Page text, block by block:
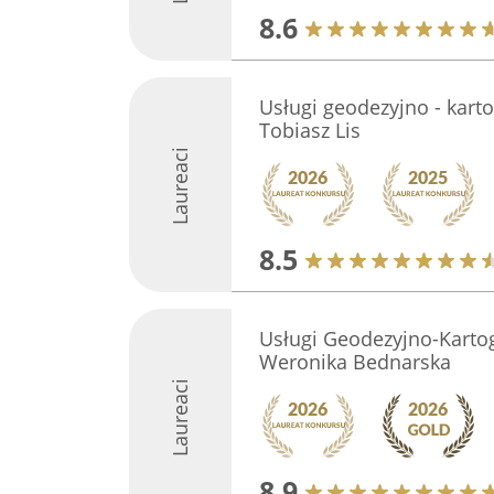
8.6
Laureaci
Usługi geodezyjno -
Tobiasz Lis
8.5
Laureaci
Usługi Geodezyjno-
Weronika Bednarska